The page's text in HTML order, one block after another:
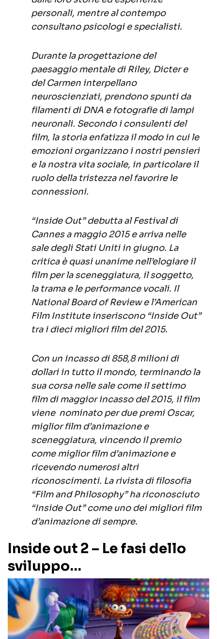
personali, mentre al contempo
consultano psicologi e specialisti.
Durante la progettazione del
paesaggio mentale di Riley, Dicter e
del Carmen interpellano
neuroscienziati, prendono spunti da
filamenti di DNA e fotografie di lampi
neuronali. Secondo i consulenti del
film, la storia enfatizza il modo in cui le
emozioni organizzano i nostri pensieri
e la nostra vita sociale, in particolare il
ruolo della tristezza nel favorire le
connessioni.
“Inside Out” debutta al Festival di
Cannes a maggio 2015 e arriva nelle
sale degli Stati Uniti in giugno. La
critica è quasi unanime nell’elogiare il
film per la sceneggiatura, il soggetto,
la trama e le performance vocali. Il
National Board of Review e l’American
Film Institute inseriscono “Inside Out”
tra i dieci migliori film del 2015.
Con un incasso di 858,8 milioni di
dollari in tutto il mondo, terminando la
sua corsa nelle sale come il settimo
film di maggior incasso del 2015, il film
viene nominato per due premi Oscar,
miglior film d’animazione e
sceneggiatura, vincendo il premio
come miglior film d’animazione e
ricevendo numerosi altri
riconoscimenti. La rivista di filosofia
“Film and Philosophy” ha riconosciuto
“Inside Out” come uno dei migliori film
d’animazione di sempre.
Inside out 2 – Le fasi dello
sviluppo…